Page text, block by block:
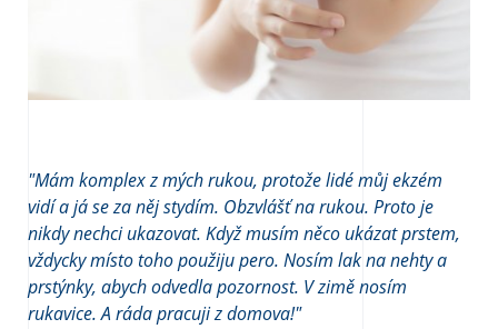
"Mám komplex z mých rukou, protože lidé můj ekzém
vidí a já se za něj stydím. Obzvlášť na rukou. Proto je
nikdy nechci ukazovat. Když musím něco ukázat prstem,
vždycky místo toho použiju pero. Nosím lak na nehty a
prstýnky, abych odvedla pozornost. V zimě nosím
rukavice. A ráda pracuji z domova!"